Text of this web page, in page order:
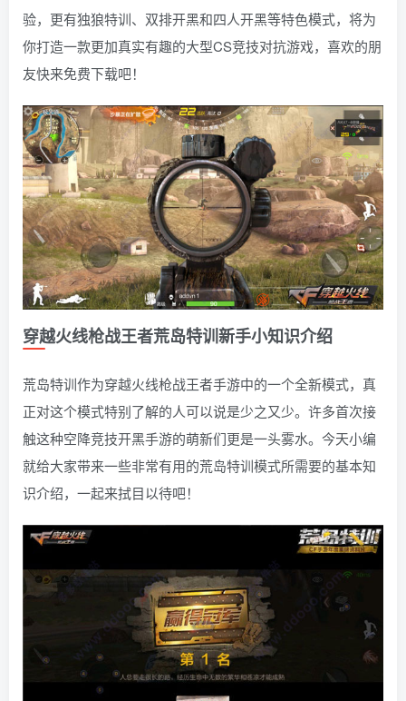
验，更有独狼特训、双排开黑和四人开黑等特色模式，将为
你打造一款更加真实有趣的大型CS竞技对抗游戏，喜欢的朋
友快来免费下载吧！
穿越火线枪战王者荒岛特训新手小知识介绍
荒岛特训作为穿越火线枪战王者手游中的一个全新模式，真
正对这个模式特别了解的人可以说是少之又少。许多首次接
触这种空降竞技开黑手游的萌新们更是一头雾水。今天小编
就给大家带来一些非常有用的荒岛特训模式所需要的基本知
识介绍，一起来拭目以待吧！